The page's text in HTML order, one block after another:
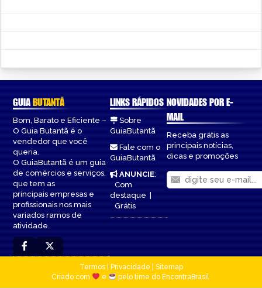
GUIABUTANTÃ
Bom, Barato e Eficiente –
O Guia Butantã é o
vendedor que você
queria.
O GuiaButantã é um guia
de comércios e serviços,
que tem as
principais empresas e
profissionais nos mais
variados ramos de
atividade.
LINKS RÁPIDOS
Sobre
GuiaButantã
Fale com o
GuiaButantã
ANUNCIE:
Com
destaque|
Grátis
NOVIDADES POR E-
MAIL
Receba grátis as
principais notícias,
dicas e promoções
Termos| Privacidade
Sitemap
Criado com
e pelo time do EncontraBrasil